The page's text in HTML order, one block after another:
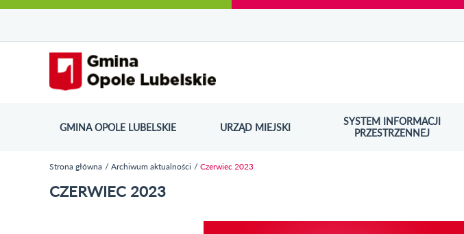
do
strony
do
menu
wyszukiwarki
ścieżki
nawigacyjnej
kategorii
aktualności
do
kalendarza
wydarzeń
do
galerii
do
stopki
GMINA OPOLE LUBELSKIE URZĄD MIEJSKI
SYSTEM INFORMACJI
PRZESTRZENNEJ
ODNOŚNIK OTWORZY SIĘ W NOWYM
Strona główna Archiwum aktualności Czerwiec 2023
CZERWIEC 2023